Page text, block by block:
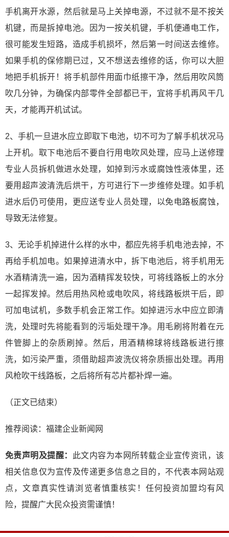
手机离开水源，然后就是马上关掉电源，不过就不是不按关
机键，而是拆掉电池。因为一按关机键，手机便通电工作，
很可能发生短路，造成手机损坏，然后第一时间送去维修。
如果手机的保修期已过，又不想送去维修的话，你可以大胆
地把手机拆开！将手机部件用面巾纸擦干净，然后用吹风筒
吹几分钟，为确保内部零件全部都已干，宜将手机再风干几
天，才能再开机试试。
2、手机一旦进水应立即取下电池，切不可为了解手机状况马
上开机。取下电池后不要自行用电吹风处理，应马上送修理
专业人员拆机做进水处理，如掉到污水或腐蚀性液体里，还
要用超声波清洗后烘干，方可进行下一步维修处理。如手机
进水后仍可使用，更应送专业人员处理，以免电路板腐蚀，
导致无法修复。
3、无论手机掉进什么样的水中，都应先将手机电池去掉，不
再给手机加电。如果掉进清水中，拆下电池后，将手机用无
水酒精清洗一遍，因为酒精挥发较快，可将线路板上的水分
一起挥发掉。然后用热风枪或电吹风，将线路板烘干后，即
可加电试机，多数手机会正常工作。如掉进污水中应立即清
洗，处理时先将能看到的污垢处理干净。用毛刷将附着在元
件管脚上的杂质刷掉。然后，用酒精棉球将线路板进行擦
洗，如污染严重，须借助超声波洗仪将杂质振出处理。再用
风枪吹干线路板，之后将所有芯片都补焊一遍。
（正文已结束）
推荐阅读： 福建企业新闻网
免责声明及提醒：
此文内容为本网所转载企业宣传资讯，该
相关信息仅为宣传及传递更多信息之目的，不代表本网站观
点，文章真实性请浏览者慎重核实！任何投资加盟均有风
险，提醒广大民众投资需谨慎！